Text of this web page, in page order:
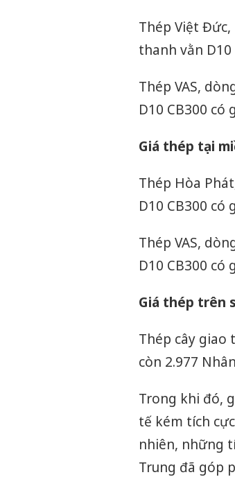
Thép Việt
thanh vằn D10
Thép VAS,
D10 CB300 có
Giá thép tại
Thép Hòa
D10 CB300 có
Thép VAS,
D10 CB300 có
Giá thép trên
Thép cây giao
còn 2.977
Trong khi đó,
tế kém tích
nhiên, những
Trung đã góp